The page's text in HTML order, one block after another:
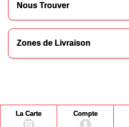
Nous Trouver
Zones de Livraison
La Carte Compte